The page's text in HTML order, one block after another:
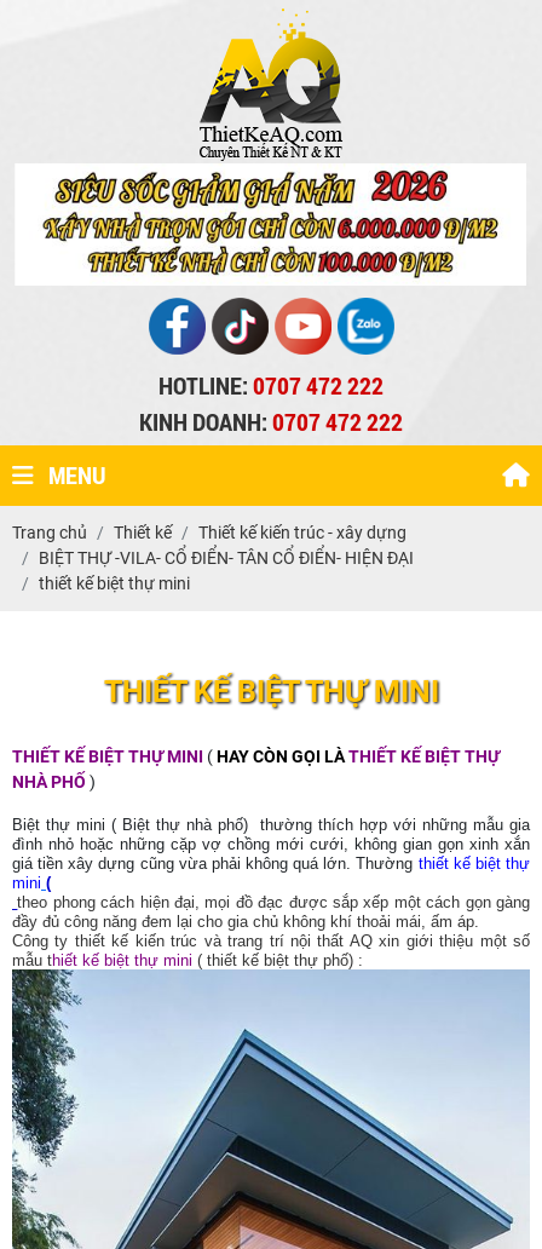
HOTLINE:0707 472 222
KINH DOANH:0707 472 222
MENU
Trang chủ Thiết kế
Thiết kế kiến trúc - xây dựng
BIỆT THỰ -VILA- CỔ ĐIỂN- TÂN CỔ ĐIỂN- HIỆN ĐẠI
thiết kế biệt thự mini
THIẾT KẾ BIỆT THỰ MINI
THIẾT KẾ BIỆT THỰ MINI (HAY CÒN GỌI LÀTHIẾT KẾ BIỆT THỰ
NHÀ PHỐ )
Biệt thự mini ( Biệt thự nhà phố) thường thích hợp với những mẫu gia
đình nhỏ hoặc những cặp vợ chồng mới cưới, không gian gọn xinh xắn
giá tiền xây dựng cũng vừa phải không quá lớn. Thường thiết kế biệt thự
mini (
theo phong cách hiện đại, mọi đồ đạc được sắp xếp một cách gọn gàng
đầy đủ công năng đem lại cho gia chủ không khí thoải mái, ấm áp.
Công ty thiết kế kiến trúc và trang trí nội thất AQ xin giới thiệu một số
mẫu thiết kế biệt thự mini ( thiết kế biệt thự phố) :